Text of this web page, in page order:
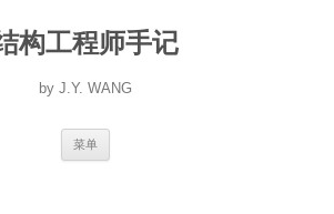
构工程师手记
by J.Y. WANG
菜单